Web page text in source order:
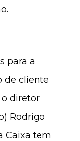
para a
de cliente
o diretor
Rodrigo
Caixa tem